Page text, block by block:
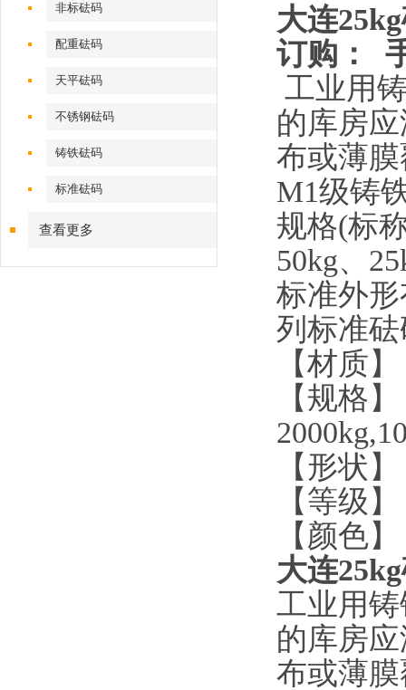
非标砝码
配重砝码
天平砝码
不锈钢砝码
铸铁砝码
标准砝码
查看更多
大连
订购：
工业用
的库房
布或薄
M1级铸
规格(标
50kg、
标准外
列标准
【材质
【规格
【形状
【等级
【颜色
大连
工业用
的库房
布或薄